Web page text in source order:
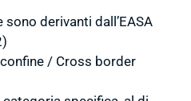
derivanti dall’EASA
/ Cross border